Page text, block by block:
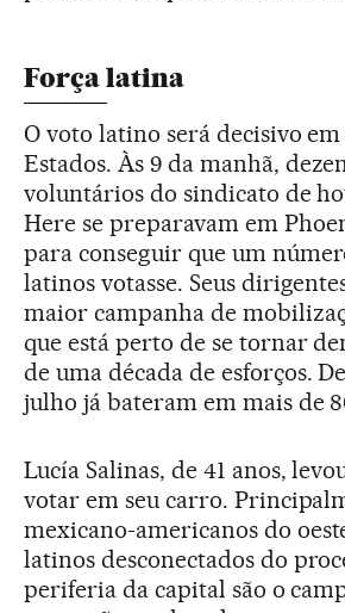
Força latina
O voto latino será decisivo
Estados. Às 9 da manhã,
voluntários do sindicato de
Here se preparavam em
para conseguir que um
latinos votasse. Seus
maior campanha de
que está perto de se tornar
de uma década de esforços.
julho já bateram em mais de
Lucía Salinas, de 41 anos,
votar em seu carro.
mexicano-americanos do
latinos desconectados do
periferia da capital são o